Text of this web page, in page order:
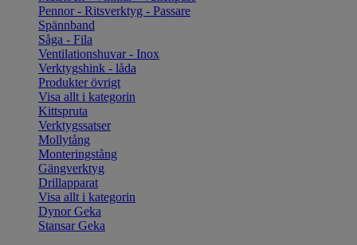
Pennor - Ritsverktyg - Passare
Spännband
Såga - Fila
Ventilationshuvar - Inox
Verktygshink - låda
Produkter övrigt
Visa allt i kategorin
Kittspruta
Verktygssatser
Mollytång
Monteringstång
Gängverktyg
Drillapparat
Visa allt i kategorin
Dynor Geka
Stansar Geka